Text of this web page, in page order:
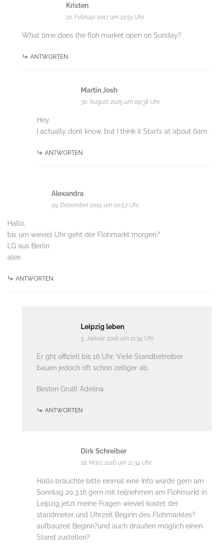
Kristen
22. Februar 2017 um 22:51 Uhr
What time does the floh market open on Sunday?
ANTWORTEN
Martin Josh
30. August 2025 um 09:38 Uhr
Hey
I actually dont know, but I think it Starts at about 6am.
ANTWORTEN
Alexandra
29. Dezember 2015 um 20:57 Uhr
Hallo,
bis um wieviel Uhr geht der Flohmarkt morgen?
LG aus Berlin
alex
ANTWORTEN
Leipzig leben
5. Januar 2016 um 11:34 Uhr
Er ght offiziell bis 16 Uhr. Viele Standbetreiber
bauen jedoch oft schon zeitiger ab.
Besten Gruß! Adelina
ANTWORTEN
Dirk Schreiber
18. März 2016 um 11:34 Uhr
Hallo bräuchte bitte einmal eine Info würde gern am
Sonntag 20.3.16 gern mit teilnehmen am Flohmarkt in
Leipzig jetzt meine Fragen wieviel kostet der
standmeter und Uhrzeit Beginn des Flohmarktes?
aufbauzeit Beginn?und auch draußen möglich einen
Stand zustellen?